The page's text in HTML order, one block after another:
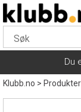
Du
Klubb.no>Produkter